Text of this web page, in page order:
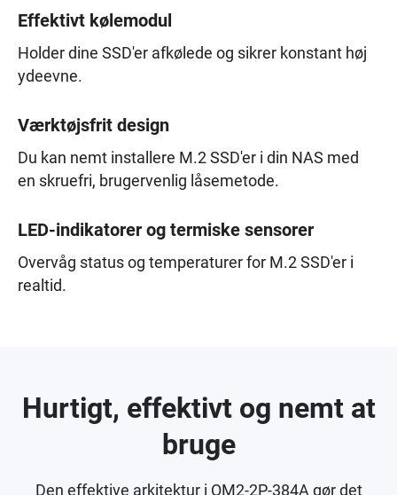
Effektivt kølemodul
Holder dine SSD'er afkølede og sikrer konstant høj
ydeevne.
Værktøjsfrit design
Du kan nemt installere M.2 SSD'er i din NAS med
en skruefri, brugervenlig låsemetode.
LED-indikatorer og termiske sensorer
Overvåg status og temperaturer for M.2 SSD'er i
realtid.
Hurtigt, effektivt og nemt at
bruge
Den effektive arkitektur i QM2-2P-384A gør det